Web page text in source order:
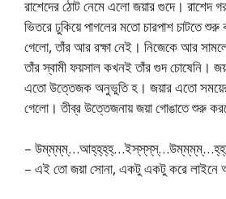
রাশেদের ঠোট নেমে এলো জয়ার গুদে। রাশেদ
ভিতরে ঢুকিয়ে পাগলের মতো চারপাশ চাটতে
গেলো, তাঁর আর রক্ষা নেই। নিজেকে আর
তাঁর স্বামী ফয়সাল কখনই তাঁর গুদ চোষেনি।
এতো উত্তেজক অনুভুতি হ। জয়ার এতো
গেলো। তীব্র উত্তেজনায় জয়া গোঙাতে শুরু
–
– এই তো জয়া সোনা, একটু একটু করে